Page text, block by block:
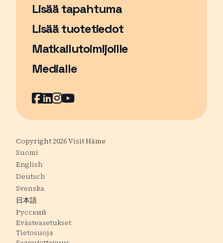
Lisää tapahtuma
Sivu avautuu uudessa ikkunassa
Lisää tuotetiedot
Matkailutoimijoille
Medialle
Facebook
Sivu avautuu uudessa ikkunassa
LinkedIn
Sivu avautuu uudessa ikkunassa
Instagram
Sivu avautuu uudessa
YouTube
Sivu avautuu uudessa
Copyright 2026 Visit Häme
Suomi
English
Deutsch
Svenska
日本語
Русский
Evästeasetukset
Tietosuoja